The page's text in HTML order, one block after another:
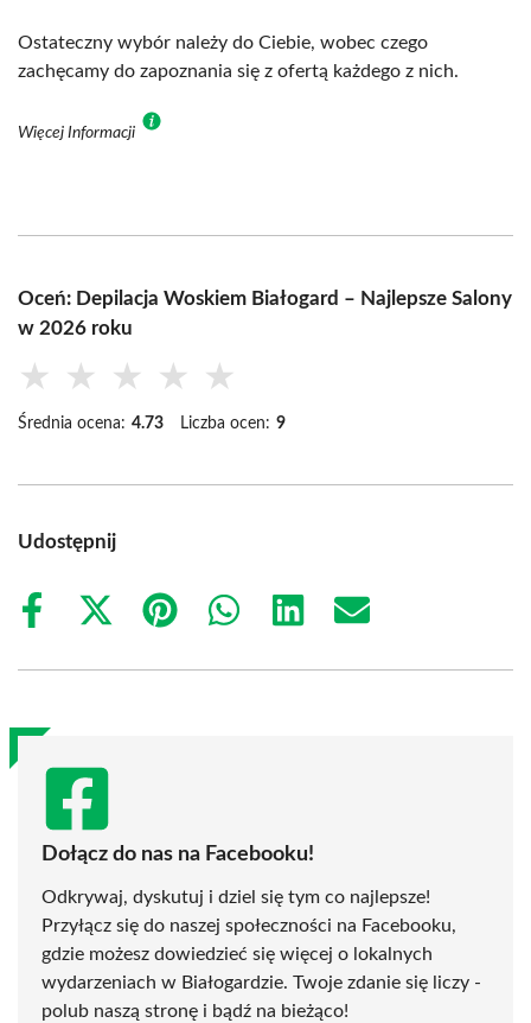
Ostateczny wybór należy do Ciebie, wobec czego
zachęcamy do zapoznania się z ofertą każdego z nich.
Więcej Informacji
Oceń: Depilacja Woskiem Białogard – Najlepsze Salony
w 2026 roku
★ ★ ★ ★ ★
Średnia ocena: 4.73 Liczba ocen: 9
Udostępnij
Share
Share
(Twitter)
Share
Share
Share
Share
Dołącz do nas na Facebooku!
Odkrywaj, dyskutuj i dziel się tym co najlepsze!
Przyłącz się do naszej społeczności na Facebooku,
gdzie możesz dowiedzieć się więcej o lokalnych
wydarzeniach w Białogardzie. Twoje zdanie się liczy -
polub naszą stronę i bądź na bieżąco!